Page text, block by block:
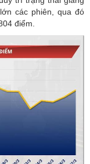
các phiên, qua đó
điểm.